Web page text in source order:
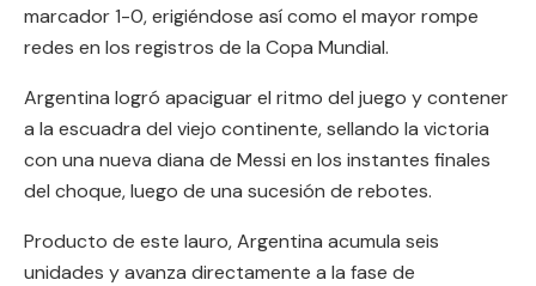
marcador 1-0, erigiéndose así como el mayor rompe
redes en los registros de la Copa Mundial.
Argentina logró apaciguar el ritmo del juego y contener
a la escuadra del viejo continente, sellando la victoria
con una nueva diana de Messi en los instantes finales
del choque, luego de una sucesión de rebotes.
Producto de este lauro, Argentina acumula seis
unidades y avanza directamente a la fase de